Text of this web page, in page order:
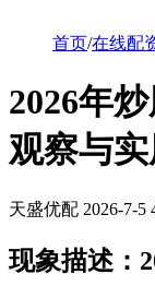
首页/在线配
2026年
观察与
天盛优配 2026-7-5
现象描述：